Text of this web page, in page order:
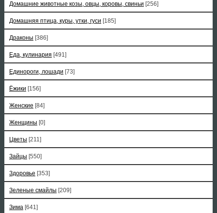
Домашние животные козы, овцы, коровы, свиньи [256]
Домашняя птица, куры, утки, гуси [185]
Драконы [386]
Еда, кулинария [491]
Единороги, лошади [73]
Ёжики [156]
Женские [84]
Женщины [0]
Цветы [211]
Зайцы [550]
Здоровье [353]
Зеленые смайлы [209]
Зима [641]